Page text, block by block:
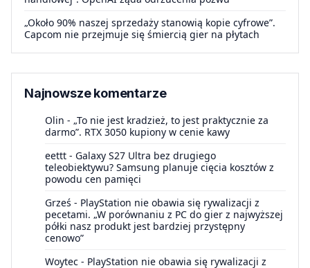
„Około 90% naszej sprzedaży stanowią kopie cyfrowe”.
Capcom nie przejmuje się śmiercią gier na płytach
Najnowsze komentarze
Olin - „To nie jest kradzież, to jest praktycznie za
darmo”. RTX 3050 kupiony w cenie kawy
eettt - Galaxy S27 Ultra bez drugiego
teleobiektywu? Samsung planuje cięcia kosztów z
powodu cen pamięci
Grześ - PlayStation nie obawia się rywalizacji z
pecetami. „W porównaniu z PC do gier z najwyższej
półki nasz produkt jest bardziej przystępny
cenowo”
Woytec - PlayStation nie obawia się rywalizacji z